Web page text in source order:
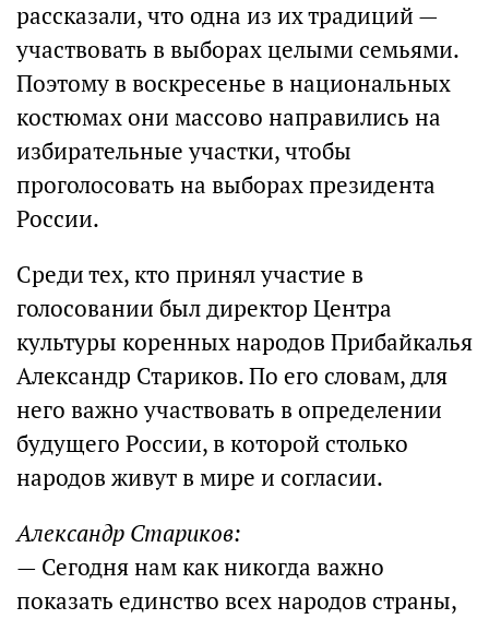
рассказали, что одна из их традиций —
участвовать в выборах целыми семьями.
Поэтому в воскресенье в национальных
костюмах они массово направились на
избирательные участки, чтобы
проголосовать на выборах президента
России.
Среди тех, кто принял участие в
голосовании был директор Центра
культуры коренных народов Прибайкалья
Александр Стариков. По его словам, для
него важно участвовать в определении
будущего России, в которой столько
народов живут в мире и согласии.
Александр Стариков:
— Сегодня нам как никогда важно
показать единство всех народов страны,